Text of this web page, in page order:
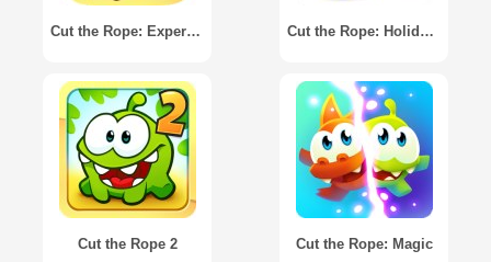
Cut the Rope: Experiments GOLD Cut the Rope: Holiday Gift
Cut the Rope 2 Cut the Rope: Magic